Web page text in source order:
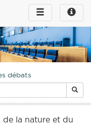
Toggle
infos
Toggle
navigation
débats
de la nature et du